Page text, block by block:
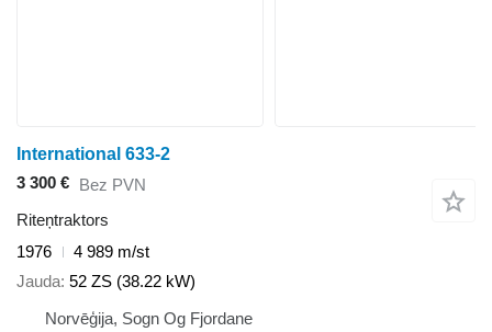
International 633-2
3 300 € Bez PVN
Riteņtraktors
1976
4 989 m/st
Jauda 52 ZS (38.22 kW)
Norvēģija, Sogn Og Fjordane